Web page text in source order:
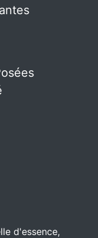
d'essence,